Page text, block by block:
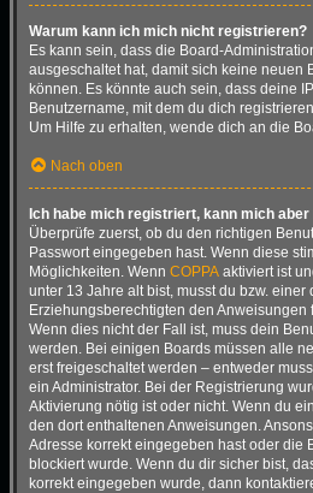
Warum kann ich mich nicht registrieren?
Es kann sein, dass die Board-
ausgeschaltet hat, damit sich keine neuen
können. Es könnte auch sein, dass deine
Benutzername, mit dem du dich
Um Hilfe zu erhalten, wende dich an die
Nach oben
Ich habe mich registriert, kann mich aber
Überprüfe zuerst, ob du den richtigen
Passwort eingegeben hast. Wenn diese
Möglichkeiten. Wenn COPPA aktiviert ist
unter 13 Jahre alt bist, musst du bzw.
Erziehungsberechtigten den Anweisungen
Wenn dies nicht der Fall ist, muss dein
werden. Bei einigen Boards müssen alle
erst freigeschaltet werden – entweder
ein Administrator. Bei der Registrierung
Aktivierung nötig ist oder nicht. Wenn du
den dort enthaltenen Anweisungen.
Adresse korrekt eingegeben hast oder die
blockiert wurde. Wenn du dir sicher bist,
korrekt eingegeben wurde, dann